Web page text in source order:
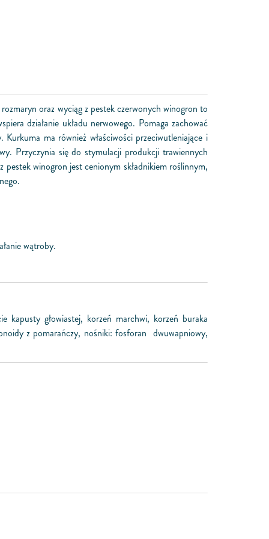
oraz wyciąg z pestek czerwonych winogron to
działanie układu nerwowego. Pomaga zachować
ma również właściwości przeciwutleniające i
Przyczynia się do stymulacji produkcji trawiennych
pestek winogron jest cenionym składnikiem roślinnym,
wątroby.
głowiastej, korzeń marchwi, korzeń buraka
z pomarańczy, nośniki: fosforan dwuwapniowy,